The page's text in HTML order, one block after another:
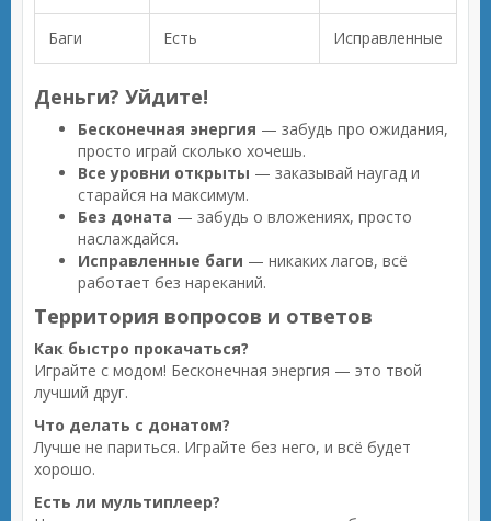
Баги Есть Исправленные
Деньги? Уйдите!
Бесконечная энергия — забудь про ожидания,
просто играй сколько хочешь.
Все уровни открыты — заказывай наугад и
старайся на максимум.
Без доната — забудь о вложениях, просто
наслаждайся.
Исправленные баги — никаких лагов, всё
работает без нареканий.
Территория вопросов и ответов
Как быстро прокачаться?
Играйте с модом! Бесконечная энергия — это твой
лучший друг.
Что делать с донатом?
Лучше не париться. Играйте без него, и всё будет
хорошо.
Есть ли мультиплеер?